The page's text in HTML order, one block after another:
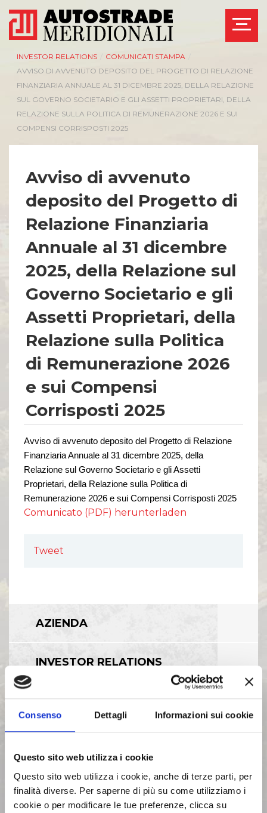
Consenso Dettagli Informazioni sui cookie
Questo sito web utilizza i cookie
Questo sito web utilizza i cookie, anche di terze parti, per
finalità diverse. Per saperne di più su come utilizziamo i
cookie o per modificare le tue preferenze, clicca su
INVESTOR RELATIONS COMUNICATI STAMPA
AVVISO DI AVVENUTO DEPOSITO DEL PROGETTO DI RELAZIONE
FINANZIARIA ANNUALE AL 31 DICEMBRE 2025, DELLA RELAZIONE
SUL GOVERNO SOCIETARIO E GLI ASSETTI PROPRIETARI, DELLA
RELAZIONE SULLA POLITICA DI REMUNERAZIONE 2026 E SUI
COMPENSI CORRISPOSTI 2025
Avviso di avvenuto
deposito del Progetto di
Relazione Finanziaria
Annuale al 31 dicembre
2025, della Relazione sul
Governo Societario e gli
Assetti Proprietari, della
Relazione sulla Politica
di Remunerazione 2026
e sui Compensi
Corrisposti 2025
Avviso di avvenuto deposito del Progetto di Relazione
Finanziaria Annuale al 31 dicembre 2025, della
Relazione sul Governo Societario e gli Assetti
Proprietari, della Relazione sulla Politica di
Remunerazione 2026 e sui Compensi Corrisposti 2025
Comunicato (PDF) herunterladen
Tweet
AZIENDA
INVESTOR RELATIONS
GOVERNANCE
EVENTI E DOCUMENTAZIONE
DISPONIBILE